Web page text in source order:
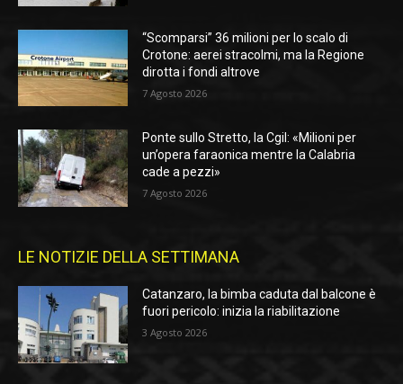
“Scomparsi” 36 milioni per lo scalo di
Crotone: aerei stracolmi, ma la Regione
dirotta i fondi altrove
7 Agosto 2026
Ponte sullo Stretto, la Cgil: «Milioni per
un’opera faraonica mentre la Calabria
cade a pezzi»
7 Agosto 2026
LE NOTIZIE DELLA SETTIMANA
Catanzaro, la bimba caduta dal balcone è
fuori pericolo: inizia la riabilitazione
3 Agosto 2026